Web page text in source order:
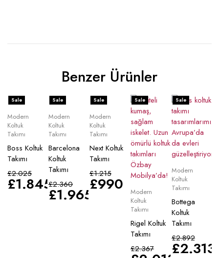
Benzer Ürünler
Sale
Modern
Koltuk
Takımı
Boss Koltuk
Takımı
£2.025
£1.845
Sale
Modern
Koltuk
Takımı
Barcelona
Koltuk
Takımı
£2.360
£1.965
Sale
Modern
Koltuk
Takımı
Next Koltuk
Takımı
£1.215
£990
Sale
Modern
Koltuk
Takımı
Rigel Koltuk
Takımı
£2.367
Sale
Modern
Koltuk
Takımı
Bottega
Koltuk
Takımı
£2.892
£2.313